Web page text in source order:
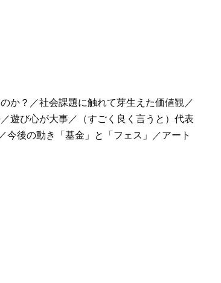
か？／社会課題に触れて芽生えた価値観／
遊び心が大事／（すごく良く言うと）代表
後の動き「基金」と「フェス」／アート